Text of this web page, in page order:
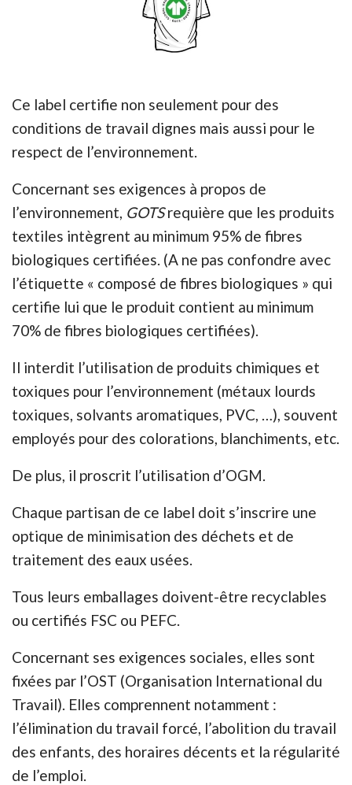
Ce label certifie non seulement pour des
conditions de travail dignes mais aussi pour le
respect de l’environnement.
Concernant ses exigences à propos de
l’environnement, GOTSrequière que les produits
textiles intègrent au minimum 95% de fibres
biologiques certifiées. (A ne pas confondre avec
l’étiquette « composé de fibres biologiques » qui
certifie lui que le produit contient au minimum
70% de fibres biologiques certifiées).
Il interdit l’utilisation de produits chimiques et
toxiques pour l’environnement (métaux lourds
toxiques, solvants aromatiques, PVC, …), souvent
employés pour des colorations, blanchiments, etc.
De plus, il proscrit l’utilisation d’OGM.
Chaque partisan de ce label doit s’inscrire une
optique de minimisation des déchets et de
traitement des eaux usées.
Tous leurs emballages doivent-être recyclables
ou certifiés FSC ou PEFC.
Concernant ses exigences sociales, elles sont
fixées par l’OST (Organisation International du
Travail). Elles comprennent notamment :
l’élimination du travail forcé, l’abolition du travail
des enfants, des horaires décents et la régularité
de l’emploi.